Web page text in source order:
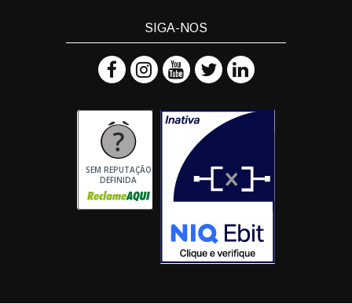
SIGA-NOS
SEM REPUTAÇÃO
DEFINIDA